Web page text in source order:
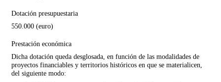
Dotación presupuestaria
550.000 (euro)
Prestación económica
Dicha dotación queda desglosada, en función de las modalidades de
proyectos financiables y territorios históricos en que se materialicen,
del siguiente modo: